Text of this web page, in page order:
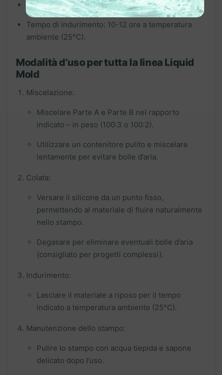
Tempo di lavoro (WT): 50-60 minuti.
Tempo di indurimento: 10-12 ore a temperatura
ambiente (25°C).
Modalità d’uso per tutta la linea Liquid
Mold
Miscelazione:
Miscelare Parte A e Parte B nel rapporto
indicato – in peso (100:3 o 100:2).
Utilizzare un contenitore pulito e miscelare
lentamente per evitare bolle d’aria.
Colata:
Versare il silicone da un punto fisso,
permettendo al materiale di fluire naturalmente
nello stampo.
Degasare per eliminare eventuali bolle d’aria
(consigliato per progetti complessi).
Indurimento:
Lasciare il materiale a riposo per il tempo
indicato a temperatura ambiente (25°C).
Manutenzione dello stampo:
Pulire lo stampo con acqua tiepida e sapone
delicato dopo l’uso.